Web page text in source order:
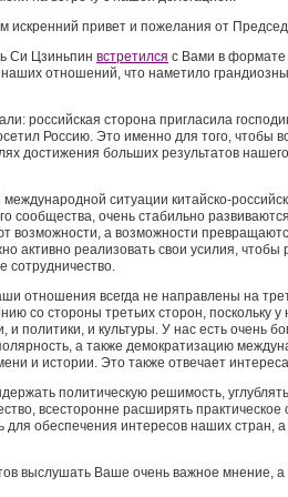
искренний привет и пожелания от
Си Цзиньпин встретился с Вами в
отношений, что наметило
российская сторона пригласила
Россию. Это именно для того, чтобы
достижения больших результатов
ситуации китайско-
сообщества, очень стабильно
возможности, а возможности
активно реализовать свои усилия, чтобы
сотрудничество.
отношения всегда не направлены на
со стороны третьих сторон, поскольку у
политики, и культуры. У нас есть очень
а также демократизацию
и истории. Это также отвечает
политическую решимость,
всесторонне расширять
для обеспечения интересов наших стран,
выслушать Ваше очень важное мнение, а